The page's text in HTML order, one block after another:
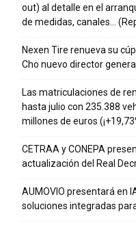
out) al detalle en el
de medidas, canales…
Nexen Tire renueva su
Cho nuevo director
Las matriculaciones de
hasta julio con 235.388
millones de euros
CETRAA y CONEPA
actualización del Real
AUMOVIO presentará en
soluciones integradas